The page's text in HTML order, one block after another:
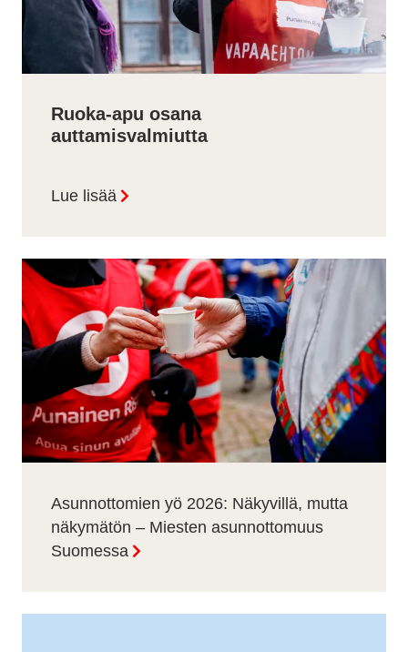
Ruoka-apu osana
auttamisvalmiutta
Lue lisää
Asunnottomien yö 2026: Näkyvillä, mutta
näkymätön – Miesten asunnottomuus
Suomessa